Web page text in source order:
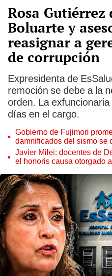
Rosa Gutiérrez
Boluarte y
reasignar a
de corrupción
Expresidenta de
remoción se debe a la
orden. La
días en el cargo.
Gobierno de Fujimori
damnificados del sismo se
Javier Milei: docentes de
el honoris causa otorgado